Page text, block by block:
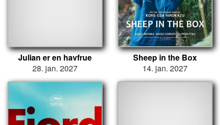
Julian er en havfrue
28. jan. 2027
Sheep in the Box
14. jan. 2027